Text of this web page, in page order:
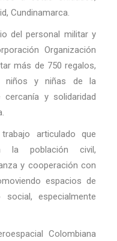
Cundinamarca.
del personal militar y
Organización
más de 750 regalos,
niños y niñas de la
y solidaridad
articulado que
la población civil,
y cooperación con
espacios de
social, especialmente
Colombiana